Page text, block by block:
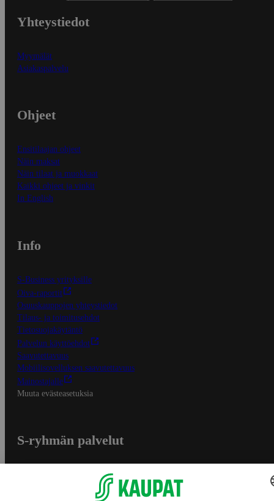
Yhteystiedot
Myymälät
Asiakaspalvelu
Ohjeet
Ensitilaajan ohjeet
Näin maksat
Näin tilaat ja muokkaat
Kaikki ohjeet ja vinkit
In English
Info
S-Business yrityksille
Oiva-raportit
Osuuskauppojen yhteystiedot
Tilaus- ja toimitusehdot
Tietosuojakäytäntö
Palvelun käyttöehdot
Saavutettavuus
Mobiilisovelluksen saavutettavuus
Mainostajalle
Muuta evästeasetuksia
S-ryhmän palvelut